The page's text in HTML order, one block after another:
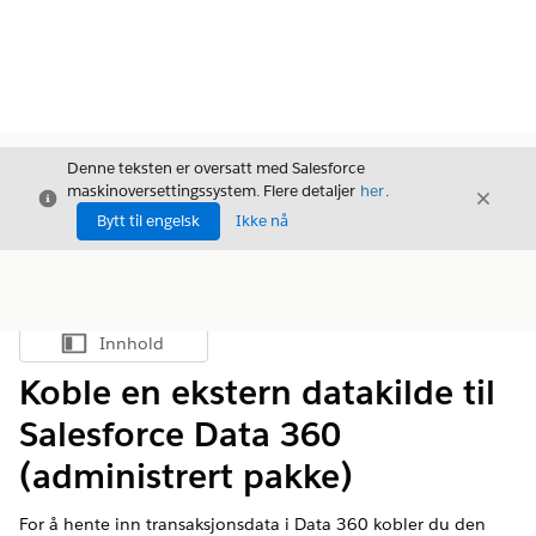
Avslutt
Denne teksten er oversatt med Salesforce
maskinoversettingssystem. Flere detaljer her.
Bytt til engelsk
Ikke nå
Avslutt
Vis innholdsfortegnelse
Innhold
Koble en ekstern datakilde til
Salesforce Data 360
(administrert pakke)
For å hente inn transaksjonsdata i Data 360 kobler du den